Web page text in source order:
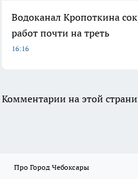
Водоканал Кропоткина
работ почти на треть
16:16
Комментарии на этой
Про Город Чебоксары